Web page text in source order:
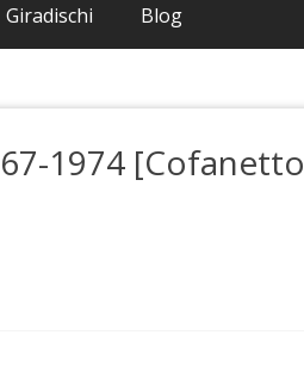
Giradischi Blog
1974 [Cofanetto